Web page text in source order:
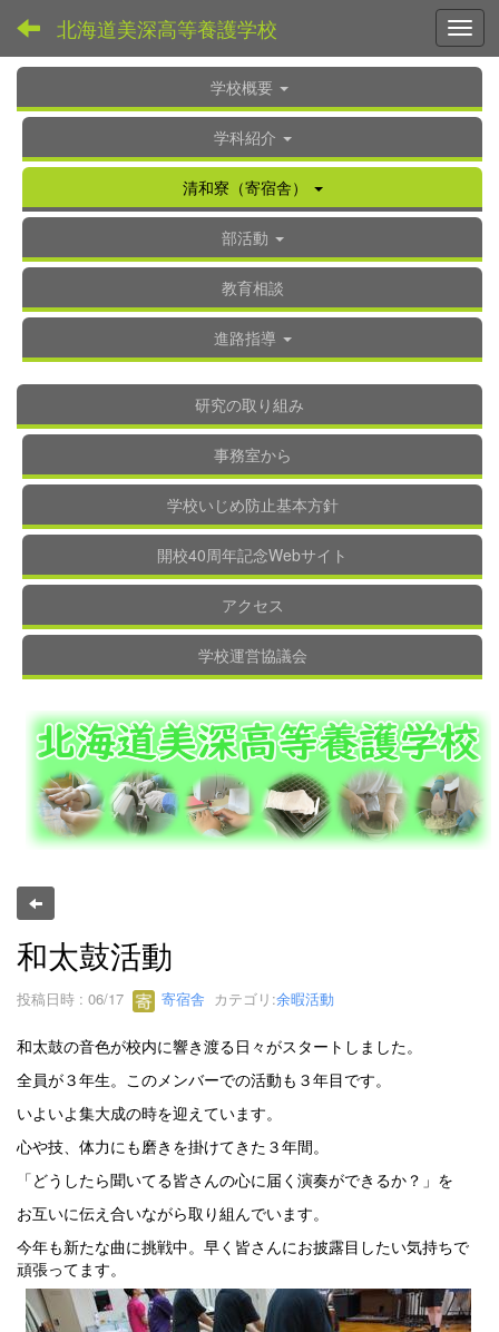
北海道美深高等養護学校
学校概要
学科紹介
清和寮（寄宿舎）
部活動
教育相談
進路指導
研究の取り組み
事務室から
学校いじめ防止基本方針
開校40周年記念Webサイト
アクセス
学校運営協議会
和太鼓活動
投稿日時 : 06/17 寄宿舎 カテゴリ:余暇活動
和太鼓の音色が校内に響き渡る日々がスタートしました。
全員が３年生。このメンバーでの活動も３年目です。
いよいよ集大成の時を迎えています。
心や技、体力にも磨きを掛けてきた３年間。
「どうしたら聞いてる皆さんの心に届く演奏ができるか？」を
お互いに伝え合いながら取り組んでいます。
今年も新たな曲に挑戦中。早く皆さんにお披露目したい気持ちで
頑張ってます。